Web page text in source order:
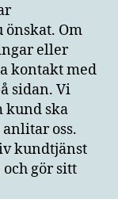
Om
eller
kontakt med
sidan. Vi
kund ska
oss.
kundtjänst
gör sitt